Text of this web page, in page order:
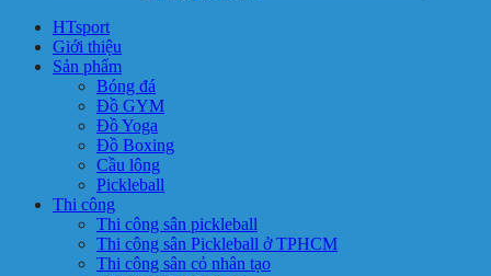
HTsport
Giới thiệu
Sản phẩm
Bóng đá
Đồ GYM
Đồ Yoga
Đồ Boxing
Cầu lông
Pickleball
Thi công
Thi công sân pickleball
Thi công sân Pickleball ở TPHCM
Thi công sân cỏ nhân tạo